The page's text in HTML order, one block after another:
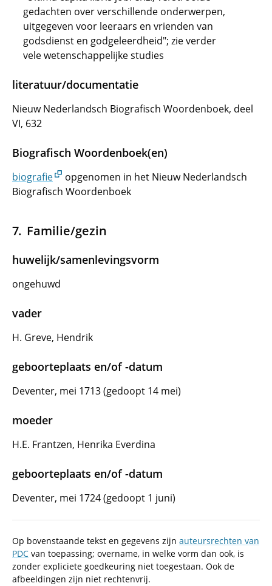
gedachten over verschillende onderwerpen,
uitgegeven voor leeraars en vrienden van
godsdienst en godgeleerdheid"; zie verder
vele wetenschappelijke studies
literatuur/documentatie
Nieuw Nederlandsch Biografisch Woordenboek, deel
VI, 632
Biografisch Woordenboek(en)
biografie
opgenomen in het Nieuw Nederlandsch
Biografisch Woordenboek
Familie/gezin
huwelijk/samenlevingsvorm
ongehuwd
vader
H. Greve, Hendrik
geboorteplaats en/of -datum
Deventer, mei 1713 (gedoopt 14 mei)
moeder
H.E. Frantzen, Henrika Everdina
geboorteplaats en/of -datum
Deventer, mei 1724 (gedoopt 1 juni)
Op bovenstaande tekst en gegevens zijn auteursrechten van
PDC van toepassing; overname, in welke vorm dan ook, is
zonder expliciete goedkeuring niet toegestaan. Ook de
afbeeldingen zijn niet rechtenvrij.